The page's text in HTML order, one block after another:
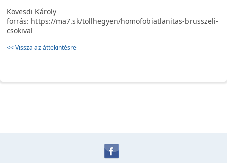
Kövesdi Károly
forrás: https://ma7.sk/tollhegyen/homofobiatlanitas-brusszeli-
csokival
<< Vissza az áttekintésre